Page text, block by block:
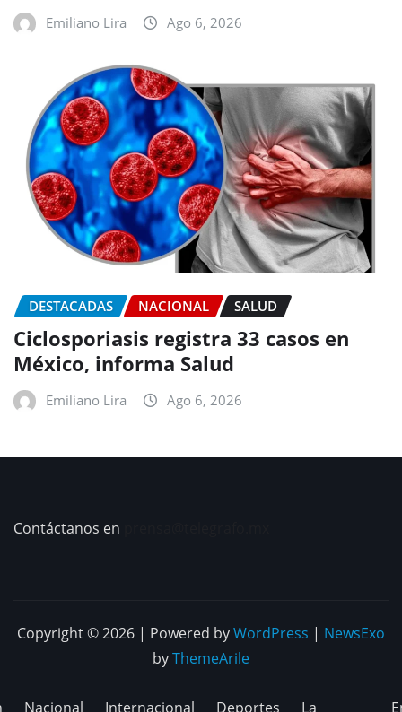
Emiliano Lira Ago 6, 2026
DESTACADAS NACIONAL SALUD
Ciclosporiasis registra 33 casos en
México, informa Salud
Emiliano Lira Ago 6, 2026
Contáctanos en
Copyright © 2026 | Powered byWordPress | NewsExo
byThemeArile
Nacional Internacional Deportes
La